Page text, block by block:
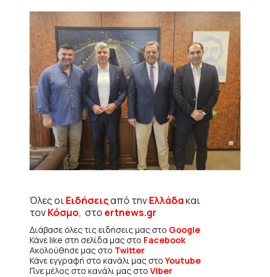
Όλες οιΕιδήσειςαπό τηνΕλλάδακαι
τονΚόσμο, στο ertnews.gr
Διάβασε όλες τις ειδήσεις μας στο Google
Κάνε like στη σελίδα μας στο Facebook
Ακολούθησε μας στο Twitter
Κάνε εγγραφή στο κανάλι μας στοYoutube
Γίνε μέλος στο κανάλι μας στο Viber